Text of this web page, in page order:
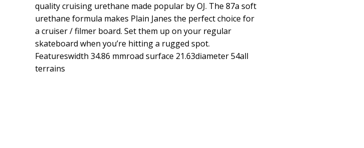
quality cruising urethane made popular by OJ. The 87a soft
urethane formula makes Plain Janes the perfect choice for
a cruiser / filmer board. Set them up on your regular
skateboard when you’re hitting a rugged spot.
Featureswidth 34.86 mmroad surface 21.63diameter 54all
terrains